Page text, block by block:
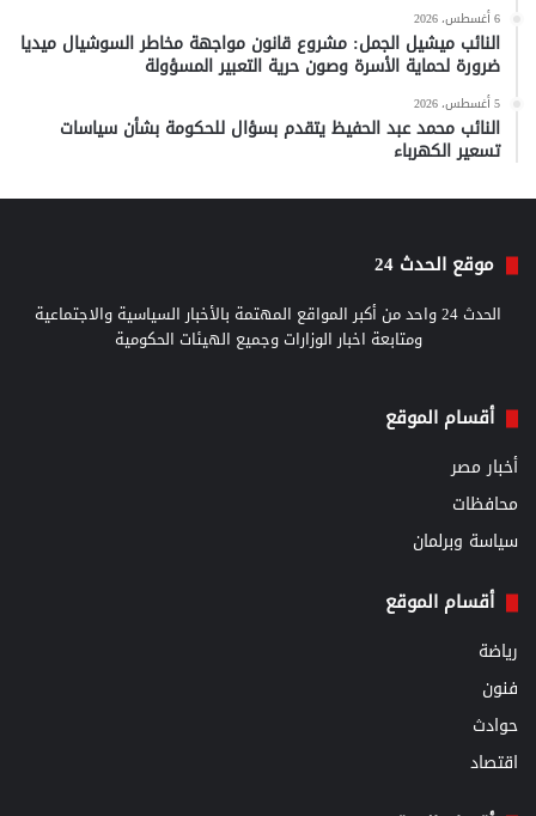
6 أغسطس، 2026
النائب ميشيل الجمل: مشروع قانون مواجهة مخاطر السوشيال ميديا
ضرورة لحماية الأسرة وصون حرية التعبير المسؤولة
5 أغسطس، 2026
النائب محمد عبد الحفيظ يتقدم بسؤال للحكومة بشأن سياسات
تسعير الكهرباء
موقع الحدث 24
الحدث 24 واحد من أكبر المواقع المهتمة بالأخبار السياسية والاجتماعية
ومتابعة اخبار الوزارات وجميع الهيئات الحكومية
أقسام الموقع
أخبار مصر
محافظات
سياسة وبرلمان
أقسام الموقع
رياضة
فنون
حوادث
اقتصاد